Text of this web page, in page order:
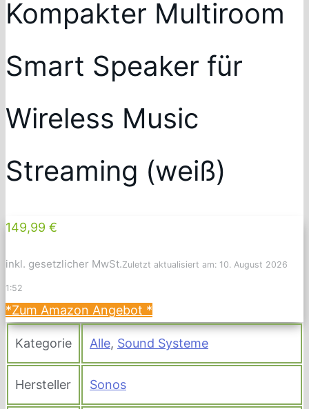
Kompakter Multiroom
Smart Speaker für
Wireless Music
Streaming (weiß)
149,99 €
inkl. gesetzlicher MwSt.Zuletzt aktualisiert am: 10. August 2026
1:52
*Zum Amazon Angebot *
Kategorie Alle, Sound Systeme
Hersteller Sonos